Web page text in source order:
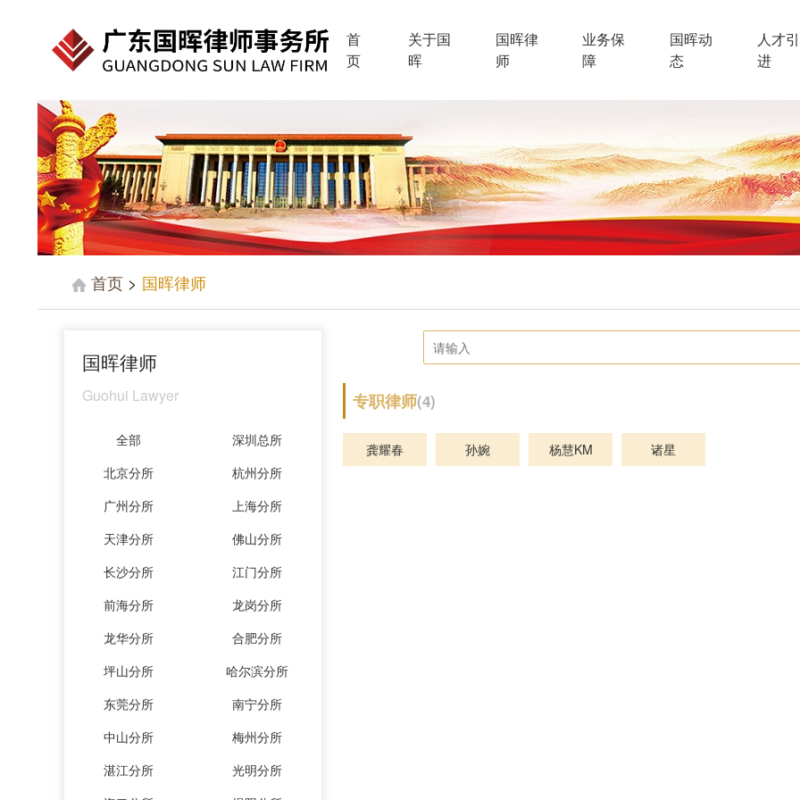
首
页
关于国
晖
国晖律
师
业务保
障
国晖动
态
人才引
进
首页> 国晖律师
国晖律师
Guohui Lawyer
全部
深圳总所
北京分所
杭州分所
广州分所
上海分所
天津分所
佛山分所
长沙分所
江门分所
前海分所
龙岗分所
龙华分所
合肥分所
坪山分所
哈尔滨分所
东莞分所
南宁分所
中山分所
梅州分所
湛江分所
光明分所
专职律师(4)
龚耀春 孙婉 杨慧KM 诸星